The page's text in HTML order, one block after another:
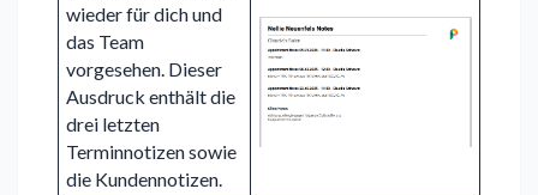
wieder für dich und
das Team
vorgesehen. Dieser
Ausdruck enthält die
drei letzten
Terminnotizen sowie
die Kundennotizen.